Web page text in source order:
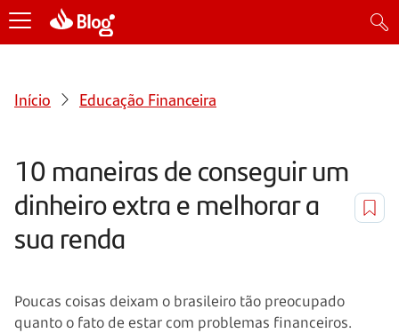
Início Educação Financeira
10 maneiras de conseguir um
dinheiro extra e melhorar a
sua renda
Poucas coisas deixam o brasileiro tão preocupado
quanto o fato de estar com problemas financeiros.